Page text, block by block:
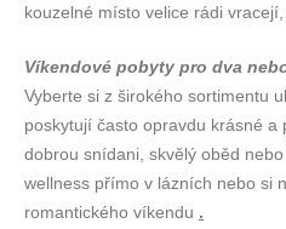
kouzelné místo velice rádi
Víkendové pobyty pro dva
Vyberte si z širokého sortimentu
poskytují často opravdu krásné
dobrou snídani, skvělý oběd
wellness přímo v lázních nebo si
romantického víkendu .